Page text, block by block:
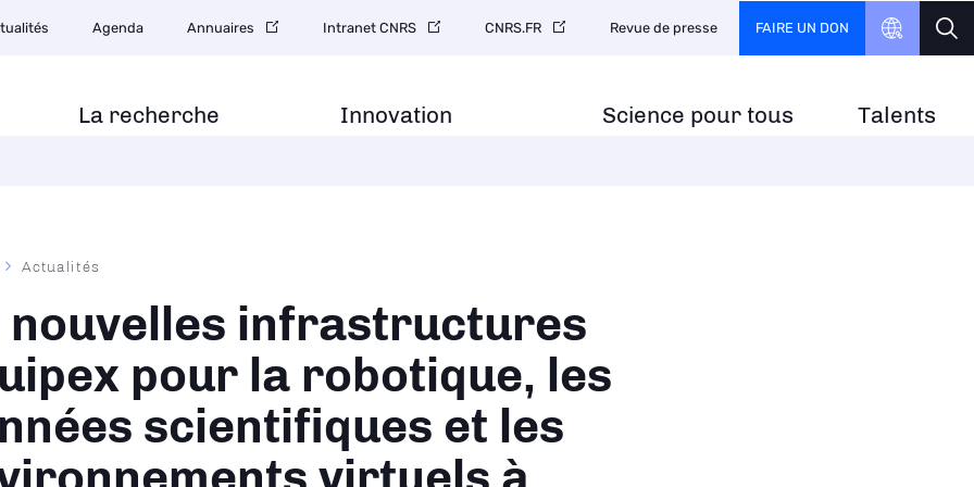
La recherche Innovation Science pour tous Talents
Agenda Annuaires Intranet CNRS CNRS.FR Revue de presse FAIRE UN DON
Actualités
nouvelles infrastructures
pour la robotique, les
scientifiques et les